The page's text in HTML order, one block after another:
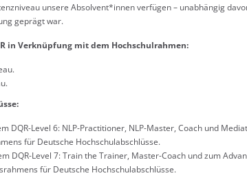
unsere Absolvent*innen verfügen – unabhängig
geprägt war.
in Verknüpfung mit dem Hochschulrahmen:
DQR-Level 6: NLP-Practitioner, NLP-Master, Coach und
für Deutsche Hochschulabschlüsse.
DQR-Level 7: Train the Trainer, Master-Coach und zum
für Deutsche Hochschulabschlüsse.